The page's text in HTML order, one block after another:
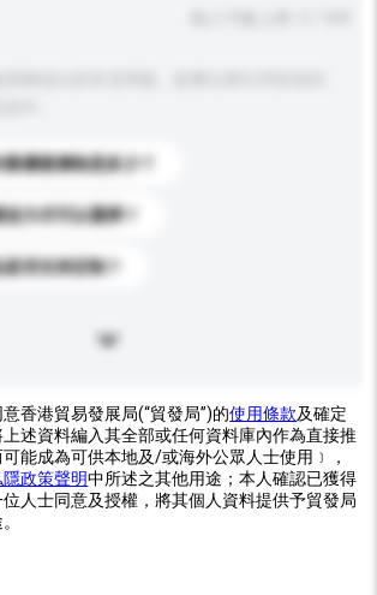
優惠價格是多少？
方式可以選擇？
否支持定制？
香港貿易發展局(“貿發局”)的使用條款及確定
述資料編入其全部或任何資料庫內作為直接推
能成為可供本地及/或海外公眾人士使用﹞，
隱政策聲明中所述之其他用途；本人確認已獲得
人士同意及授權，將其個人資料提供予貿發局